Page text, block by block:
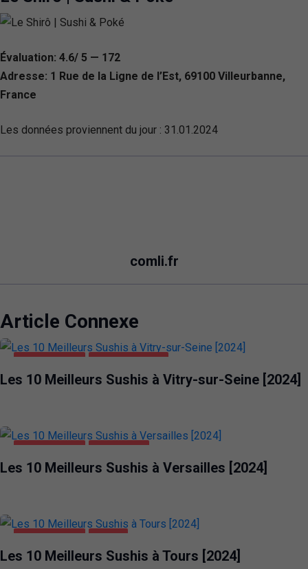
Évaluation: 4.6/ 5 — 172
Adresse: 1 Rue de la Ligne de l’Est, 69100 Villeurbanne,
France
Les données proviennent du jour : 31.01.2024
comli.fr
Article Connexe
ALIMENTATION VITRY-SUR-SEINE
Les 10 Meilleurs Sushis à Vitry-sur-Seine [2024]
ALIMENTATION VERSAILLES
Les 10 Meilleurs Sushis à Versailles [2024]
ALIMENTATION TOURS
Les 10 Meilleurs Sushis à Tours [2024]